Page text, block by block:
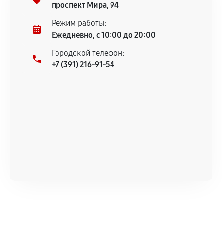
проспект Мира, 94
Режим работы:
Ежедневно, с 10:00 до 20:00
Городской телефон:
+7 (391) 216-91-54